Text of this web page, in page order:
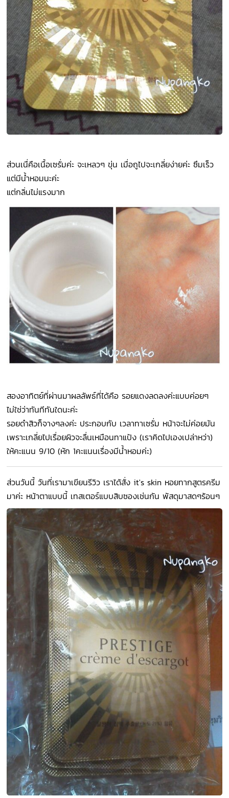
ส่วนเนื่คือเนื้อเซรั่มค่ะ จะเหลวๆ ขุ่น เมื่อถูไปจะเกลี่ยง่ายค่ะ ซึมเร็ว
แต่มีน้ำหอมนะค่ะ
แต่กลิ่นไม่แรงมาก
สองอาทิตย์ที่ผ่านมาผลลัพธ์ที่ได้คือ รอยแดงลดลงค่ะแบบค่อยๆ
ไม่ใช่ว่าทันทีทันใดนะค่ะ
รอยดำสิวก็จางๆลงค่ะ ประกอบกับ เวลาทาเซรั่ม หน้าจะไม่ค่อยมัน
เพราะเกลี่ยไปเรื่อยผิวจะลื่นเหมือนทาแป้ง (เราคิดไปเองเปล่าหว่า)
ให้คะแนน 9/10 (หัก 1คะแนนเรื่องมีน้ำหอมค่ะ)
ส่วนวันนี้ วันที่เรามาเขียนรีวิว เราได้สั่ง it's skin หอยทากสูตรครีม
มาค่ะ หน้าตาแบบนี้ เทสเตอร์แบบสิบซองเช่นกัน พัสดุมาสดๆร้อนๆ